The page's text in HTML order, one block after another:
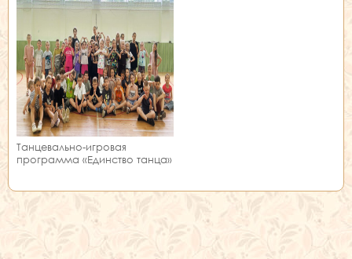
Танцевально-игровая
программа «Единство танца»